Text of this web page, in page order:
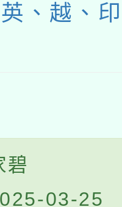
、越、
碧
03-25